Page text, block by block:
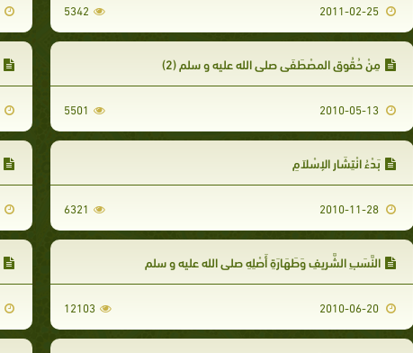
2011-02-25
5342
مِنْ حُقُوقِ المصْطَفَى صلى الله عليه و سلم (2)
2010-05-13
5501
بَدْءُ انْتِشَارِ الإسْلاَمِ
2010-11-28
6321
النَّسَبِ الشَّرِيفِ وَطَهَارَةِ أَصْلِهِ صلى الله عليه و سلم
2010-06-20
12103